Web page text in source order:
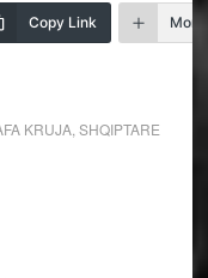
Copy Link More
KRUJA, SHQIPTARE